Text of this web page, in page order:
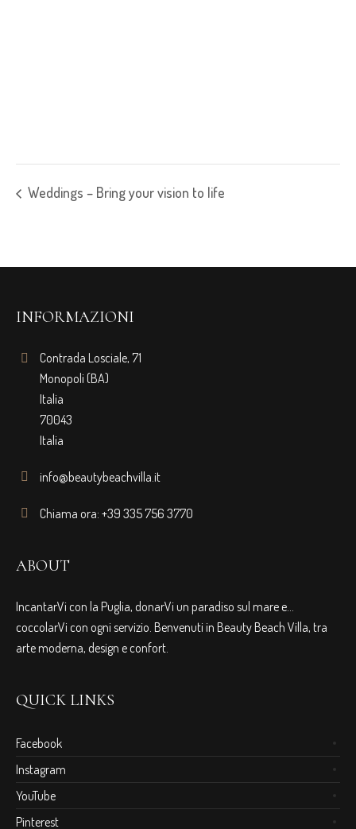
Weddings – Bring your vision to life
INFORMAZIONI
Contrada Losciale, 71
Monopoli (BA)
Italia
70043
Italia
info@beautybeachvilla.it
Chiama ora: +39 335 756 3770
ABOUT
IncantarVi con la Puglia, donarVi un paradiso sul mare e…
coccolarVi con ogni servizio. Benvenuti in Beauty Beach Villa, tra
arte moderna, design e confort.
QUICK LINKS
Facebook
Instagram
YouTube
Pinterest